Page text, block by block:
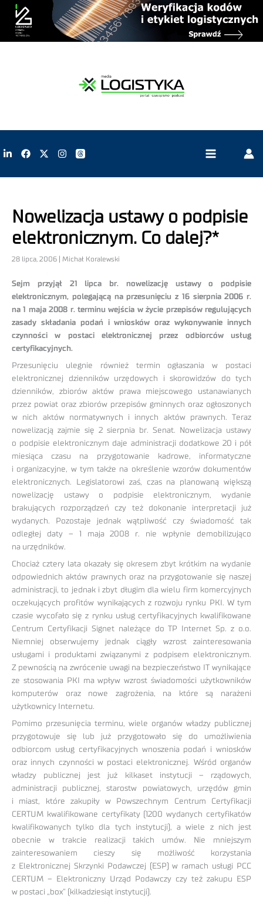
Nowelizacja ustawy o podpisie
elektronicznym. Co dalej?*
28 lipca, 2006 | Michał Koralewski
Sejm przyjął 21 lipca br. nowelizację ustawy o podpisie
elektronicznym, polegającą na przesunięciu z 16 sierpnia 2006 r.
na 1 maja 2008 r. terminu wejścia w życie przepisów regulujących
zasady składania podań i wniosków oraz wykonywanie innych
czynności w postaci elektronicznej przez odbiorców usług
certyfikacyjnych.
Przesunięciu ulegnie również termin ogłaszania w postaci
elektronicznej dzienników urzędowych i skorowidzów do tych
dzienników, zbiorów aktów prawa miejscowego ustanawianych
przez powiat oraz zbiorów przepisów gminnych oraz ogłoszonych
w nich aktów normatywnych i innych aktów prawnych. Teraz
nowelizacją zajmie się 2 sierpnia br. Senat. Nowelizacja ustawy
o podpisie elektronicznym daje administracji dodatkowe 20 i pół
miesiąca czasu na przygotowanie kadrowe, informatyczne
i organizacyjne, w tym także na określenie wzorów dokumentów
elektronicznych. Legislatorowi zaś, czas na planowaną większą
nowelizację ustawy o podpisie elektronicznym, wydanie
brakujących rozporządzeń czy też dokonanie interpretacji już
wydanych. Pozostaje jednak wątpliwość czy świadomość tak
odległej daty – 1 maja 2008 r. nie wpłynie demobilizująco
na urzędników.
Chociaż cztery lata okazały się okresem zbyt krótkim na wydanie
odpowiednich aktów prawnych oraz na przygotowanie się naszej
administracji, to jednak i zbyt długim dla wielu firm komercyjnych
oczekujących profitów wynikających z rozwoju rynku PKI. W tym
czasie wycofało się z rynku usług certyfikacyjnych kwalifikowane
Centrum Certyfikacji Signet należące do TP Internet Sp. z o.o.
Niemniej obserwujemy jednak ciągły wzrost zainteresowania
usługami i produktami związanymi z podpisem elektronicznym.
Z pewnością na zwrócenie uwagi na bezpieczeństwo IT wynikające
ze stosowania PKI ma wpływ wzrost świadomości użytkowników
komputerów oraz nowe zagrożenia, na które są narażeni
użytkownicy Internetu.
Pomimo przesunięcia terminu, wiele organów władzy publicznej
przygotowuje się lub już przygotowało się do umożliwienia
odbiorcom usług certyfikacyjnych wnoszenia podań i wniosków
oraz innych czynności w postaci elektronicznej. Wśród organów
władzy publicznej jest już kilkaset instytucji – rządowych,
administracji publicznej, starostw powiatowych, urzędów gmin
i miast, które zakupiły w Powszechnym Centrum Certyfikacji
CERTUM kwalifikowane certyfikaty (1200 wydanych certyfikatów
kwalifikowanych tylko dla tych instytucji), a wiele z nich jest
obecnie w trakcie realizacji takich umów. Nie mniejszym
zainteresowaniem cieszy się możliwość korzystania
z Elektronicznej Skrzynki Podawczej (ESP) w ramach usługi PCC
CERTUM – Elektroniczny Urząd Podawczy czy też zakupu ESP
w postaci „box” (kilkadziesiąt instytucji).